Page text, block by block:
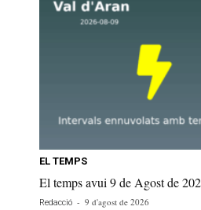
EL TEMPS
El temps avui 9 de Agost de
Redacció - 9 d'agost de 2026